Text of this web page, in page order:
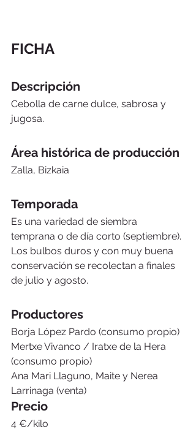
FICHA
Descripción
Cebolla de carne dulce, sabrosa y
jugosa.
Área histórica de producción
Zalla, Bizkaia
Temporada
Es una variedad de siembra
temprana o de día corto (septiembre).
Los bulbos duros y con muy buena
conservación se recolectan a finales
de julio y agosto.
Productores
Borja López Pardo (consumo propio)
Mertxe Vivanco / Iratxe de la Hera
(consumo propio)
Ana Mari Llaguno, Maite y Nerea
Larrinaga (venta)
Precio
4 €/kilo